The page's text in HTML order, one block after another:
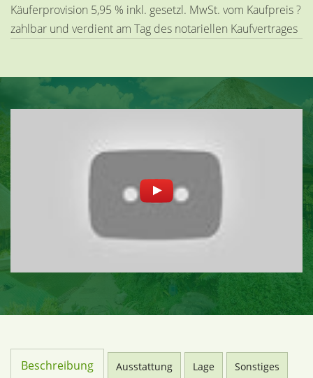
Käuferprovision 5,95 % inkl. gesetzl. MwSt. vom Kaufpreis ?
zahlbar und verdient am Tag des notariellen Kaufvertrages
Beschreibung Ausstattung Lage Sonstiges